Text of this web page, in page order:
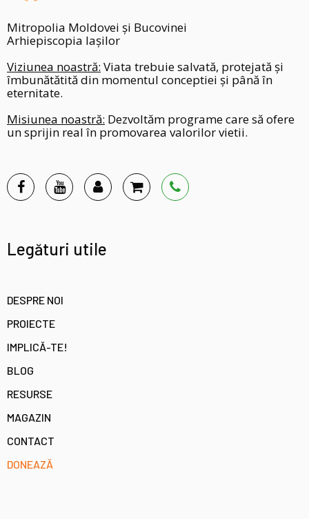
Mitropolia Moldovei și Bucovinei
Arhiepiscopia Iașilor
Viziunea noastră: Viata trebuie salvată, protejată și
îmbunătătită din momentul conceptiei și până în
eternitate.
Misiunea noastră: Dezvoltăm programe care să ofere
un sprijin real în promovarea valorilor vietii.
Legături utile
DESPRE NOI
PROIECTE
IMPLICĂ-TE!
BLOG
RESURSE
MAGAZIN
CONTACT
DONEAZĂ